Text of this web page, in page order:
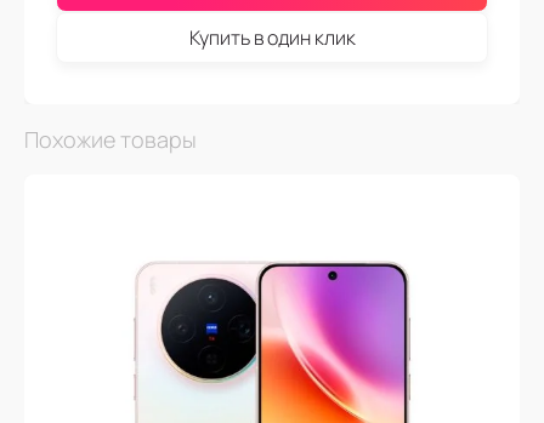
Купить в один клик
Похожие товары